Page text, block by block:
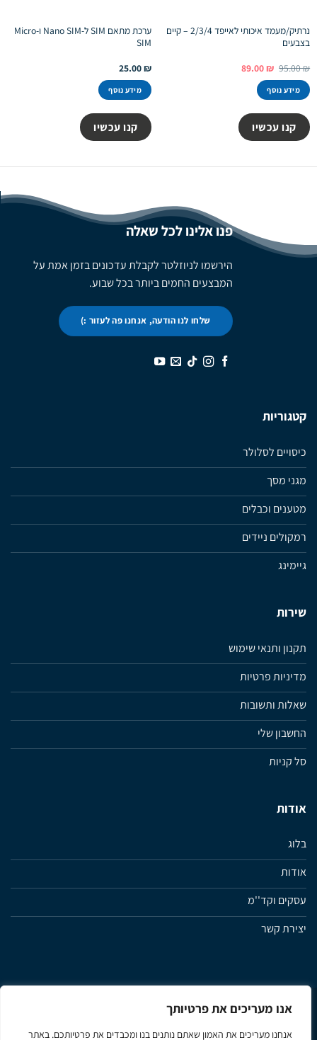
אנו מעריכים את פרטיותך
אנחנו מעריכים את האמון שאתם נותנים בנו ומכבדים את פרטיותכם. באתר
נרתיק/מעמד איכותי לאייפד 2/3/4 – קיים
בצבעים
95.00₪ המחיר
היה:
95.00 ₪.
89.00₪ המחיר
מידע נוסף
קנו עכשיו
ערכת מתאם SIM ל-Nano SIM ו-Micro
SIM
25.00₪
מידע נוסף
קנו עכשיו
פנו אלינו לכל שאלה
הירשמו לניוזלטר לקבלת עדכונים בזמן אמת על
המבצעים החמים ביותר בכל שבוע.
שלחו לנו הודעה, אנחנו פה לעזור :)
קטגוריות
כיסויים לסלולר
מגני מסך
מטענים וכבלים
רמקולים ניידים
גיימינג
שירות
תקנון ותנאי שימוש
מדיניות פרטיות
שאלות ותשובות
החשבון שלי
סל קניות
אודות
בלוג
אודות
עסקים וקד''מ
יצירת קשר
מדיניות פרטיות תנאי שימוש ותקנון האתר